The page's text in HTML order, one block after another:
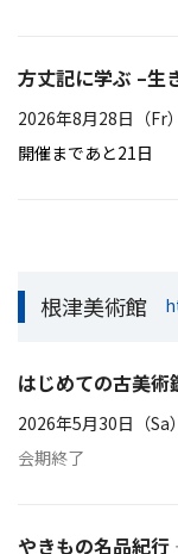
方丈記に学ぶ –生
2026年8月28日（Fr
開催まであと21日
根津美術館
はじめての古美術
2026年5月30日（Sa
会期終了
やきもの名品紀